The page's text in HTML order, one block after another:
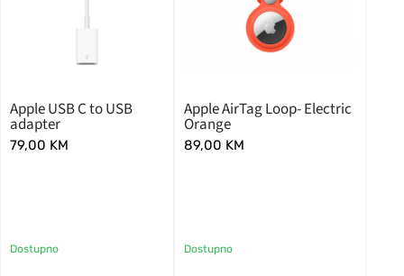
Apple USB C to USB
adapter
79,00 KM
Dostupno
Apple AirTag Loop- Electric
Orange
89,00 KM
Dostupno